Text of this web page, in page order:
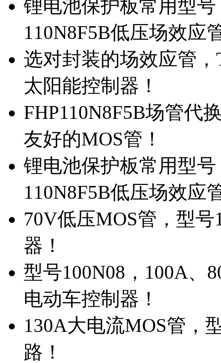
锂电池保护板常用型
110N8F5B低压场效应
选对封装的场效应管
太阳能控制器！
FHP110N8F5B场管代
友好的MOS管！
锂电池保护板常用型
110N8F5B低压场效应
70V低压MOS管，型
器！
型号100N08，100A、
电动车控制器！
130A大电流MOS管，
路！